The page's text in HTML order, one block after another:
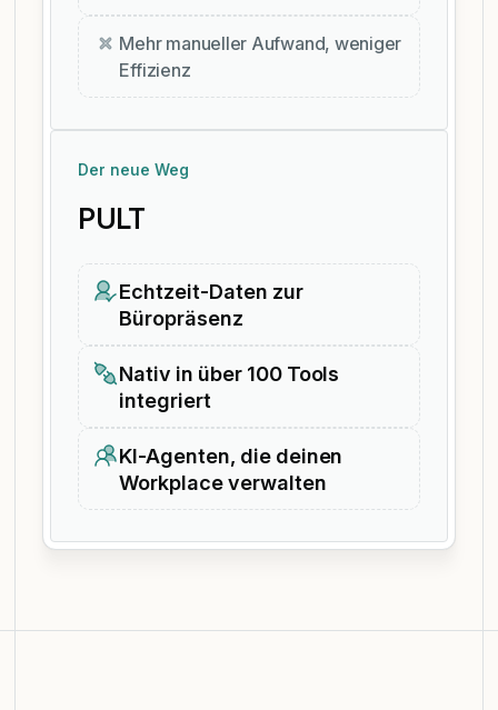
Mehr manueller Aufwand, weniger
Effizienz
Der neue Weg
PULT
Echtzeit-Daten zur
Büropräsenz
Nativ in über 100 Tools
integriert
KI-Agenten, die deinen
Workplace verwalten